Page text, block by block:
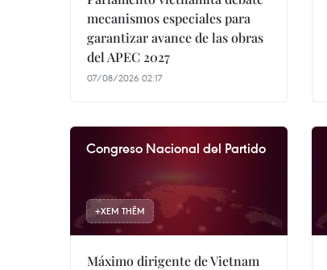
mecanismos especiales para
garantizar avance de las obras
del APEC 2027
07/08/2026 02:17
Congreso Nacional del Partido
+XEM THÊM
Máximo dirigente de Vietnam